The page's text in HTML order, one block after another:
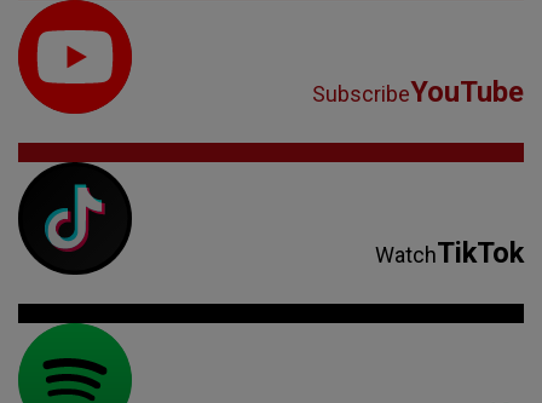
SubscribeYouTube
WatchTikTok